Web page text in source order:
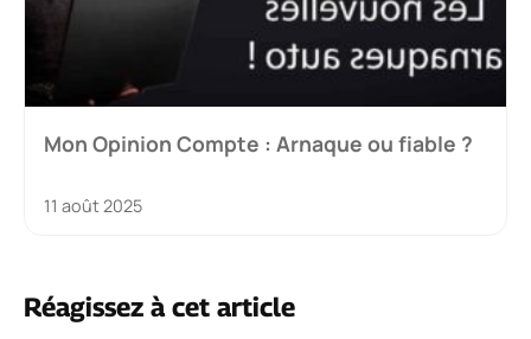
Mon Opinion Compte : Arnaque ou fiable ?
11 août 2025
Réagissez à cet article